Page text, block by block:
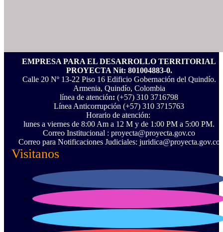
EMPRESA PARA EL DESARROLLO TERRITORIAL
PROYECTA Nit: 801004883-0.
Calle 20 Nº 13-22 Piso 16 Edificio Gobernación del Quindío.
Armenia, Quindío, Colombia
línea de atención: (+57) 310 3716798
Línea Anticorrupción ‪(+57) 310 3715763‬
Horario de atención:
lunes a viernes de 8:00 Am a 12 M y de 1:00 PM a 5:00 PM.
Correo Institucional : proyecta@proyecta.gov.co
Correo para Notificaciones Judiciales: juridica@proyecta.gov.co
Visitanos